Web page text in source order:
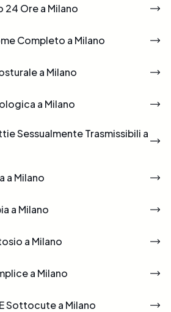
24 Ore a Milano
Completo a Milano
a Milano
a Milano
Sessualmente Trasmissibili a
a Milano
a Milano
a Milano
a Milano
Sottocute a Milano